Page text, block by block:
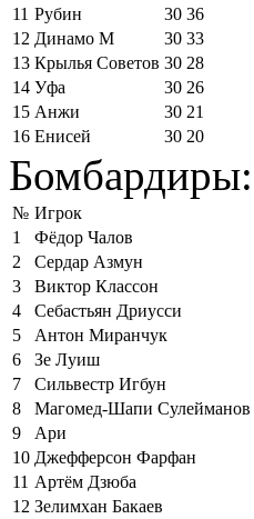
11 Рубин 30 36
12 Динамо М 30 33
13 Крылья Советов 30 28
14 Уфа 30 26
15 Анжи 30 21
16 Енисей 30 20
Бомбардиры:
№ Игрок
1
Фёдор Чалов
2
Сердар Азмун
3
Виктор Классон
4
Себастьян Дриусси
5
Антон Миранчук
6
Зе Луиш
7
Сильвестр Игбун
8
Магомед-Шапи Сулейманов
9
Ари
10 Джефферсон Фарфан
11 Артём Дзюба
12 Зелимхан Бакаев